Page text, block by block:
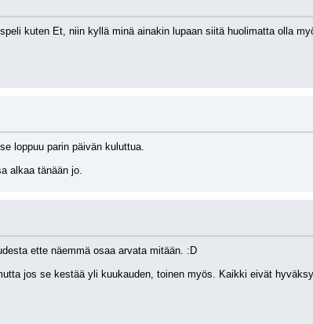
kuten Et, niin kyllä minä ainakin lupaan siitä huolimatta olla
loppuu parin päivän kuluttua.
alkaa tänään jo.
ette näemmä osaa arvata mitään. :D
jos se kestää yli kuukauden, toinen myös. Kaikki eivät